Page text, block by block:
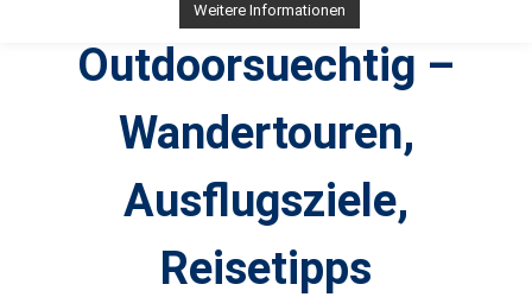
Outdoorsuechtig –
Wandertouren,
Ausflugsziele,
Reisetipps
Weitere Informationen